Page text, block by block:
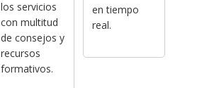
los servicios
con multitud
de consejos y
recursos
formativos.
en tiempo
real.